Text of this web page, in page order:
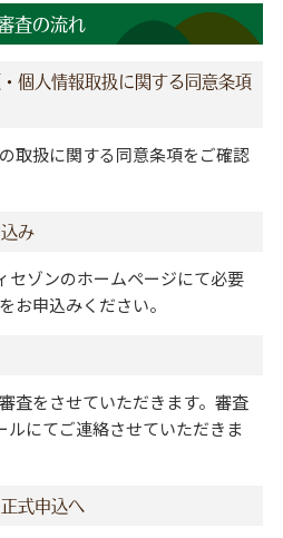
査の流れ
個人情報取扱に関する同意条項
取扱に関する同意条項をご確認
み
セゾンのホームページにて必要
お申込みください。
査をさせていただきます。審査
ルにてご連絡させていただきま
式申込へ